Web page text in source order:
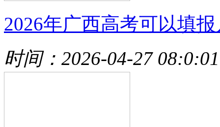
2026年广西高考可以填
时间：2026-04-27 08:0:01